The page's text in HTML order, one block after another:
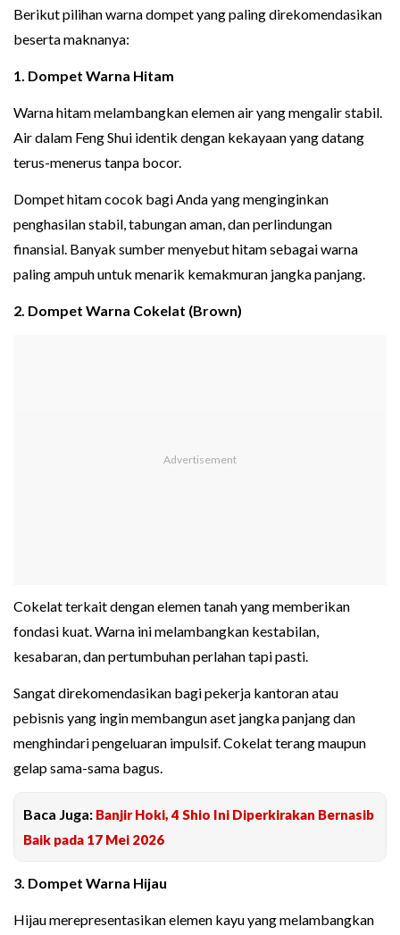
Berikut pilihan warna dompet yang paling direkomendasikan
beserta maknanya:
1. Dompet Warna Hitam
Warna hitam melambangkan elemen air yang mengalir stabil.
Air dalam Feng Shui identik dengan kekayaan yang datang
terus-menerus tanpa bocor.
Dompet hitam cocok bagi Anda yang menginginkan
penghasilan stabil, tabungan aman, dan perlindungan
finansial. Banyak sumber menyebut hitam sebagai warna
paling ampuh untuk menarik kemakmuran jangka panjang.
2. Dompet Warna Cokelat (Brown)
Cokelat terkait dengan elemen tanah yang memberikan
fondasi kuat. Warna ini melambangkan kestabilan,
kesabaran, dan pertumbuhan perlahan tapi pasti.
Sangat direkomendasikan bagi pekerja kantoran atau
pebisnis yang ingin membangun aset jangka panjang dan
menghindari pengeluaran impulsif. Cokelat terang maupun
gelap sama-sama bagus.
Baca Juga: Banjir Hoki, 4 Shio Ini Diperkirakan Bernasib
Baik pada 17 Mei 2026
3. Dompet Warna Hijau
Hijau merepresentasikan elemen kayu yang melambangkan